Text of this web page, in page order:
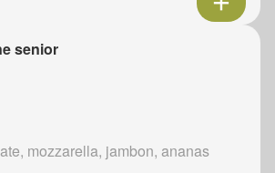
senior
mozzarella, jambon, ananas